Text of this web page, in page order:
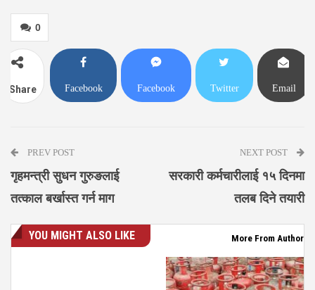
0
Share Facebook Facebook Twitter Email
PREV POST
गृहमन्त्री सुधन गुरुङलाई
तत्काल बर्खास्त गर्न माग
NEXT POST
सरकारी कर्मचारीलाई १५ दिनमा
तलब दिने तयारी
YOU MIGHT ALSO LIKE More From Author